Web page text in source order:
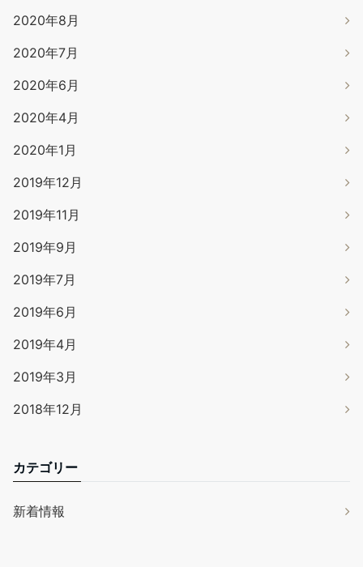
2020年8月
2020年7月
2020年6月
2020年4月
2020年1月
2019年12月
2019年11月
2019年9月
2019年7月
2019年6月
2019年4月
2019年3月
2018年12月
カテゴリー
新着情報